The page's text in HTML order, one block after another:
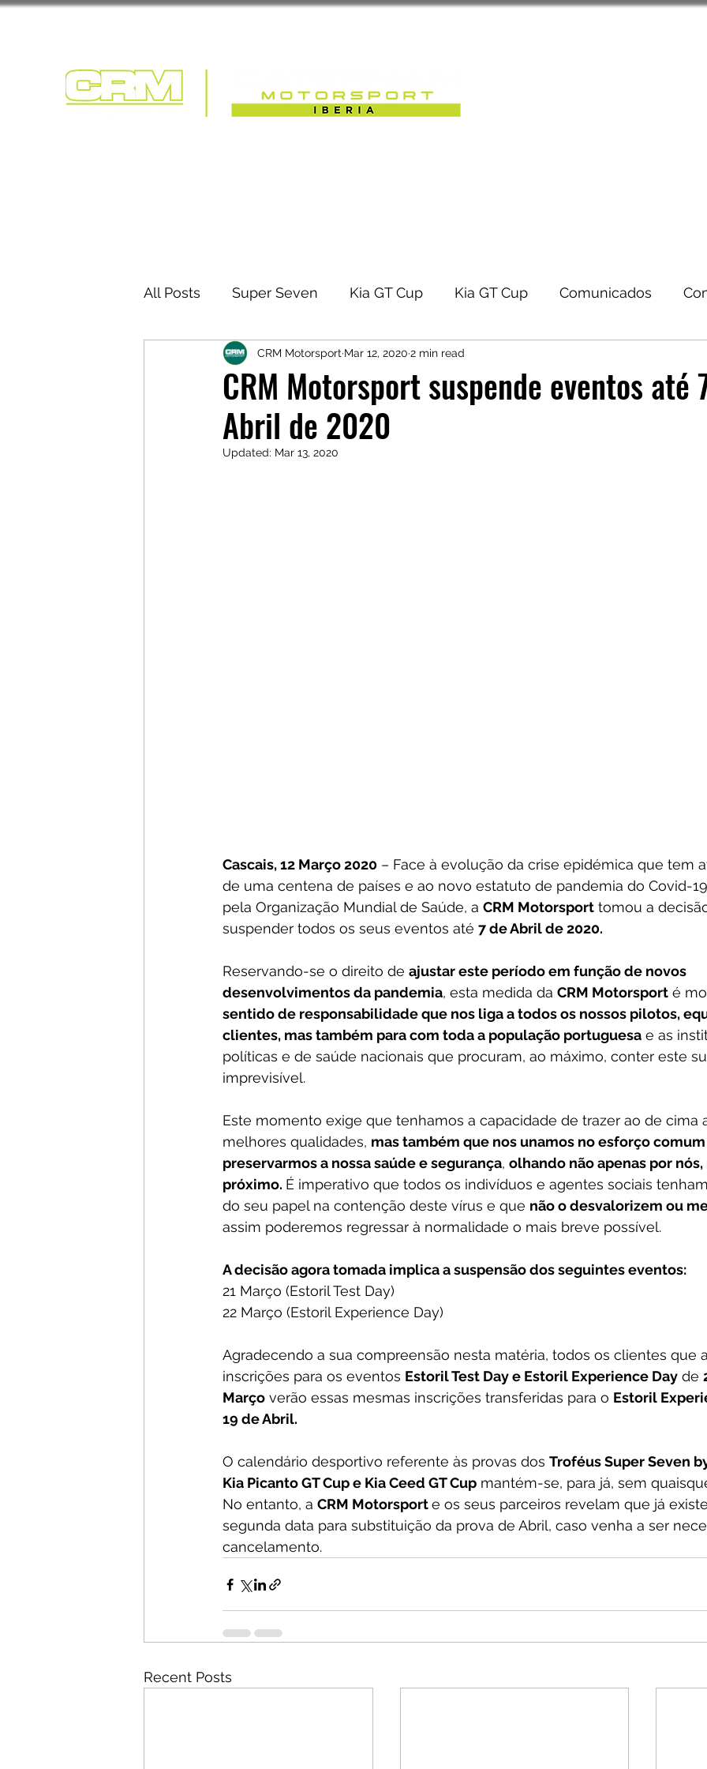
All Posts Super Seven Kia GT Cup Kia GT Cup Comunicados
Galerias Galerias Listas de Inscritos
CRM Motorsport suspende eventos até
Abril de 2020
CRM Motorsport Mar 12, 2020 2 min read
Updated: Mar 13, 2020
Cascais, 12 Março 2020 – Face à evolução da crise epidémica que tem
de uma centena de países e ao novo estatuto de pandemia do Covid-
pela Organização Mundial de Saúde, a CRM Motorsport tomou a
suspender todos os seus eventos até 7 de Abril de 2020.
Reservando-se o direito de ajustar este período em função de novos
desenvolvimentos da pandemia, esta medida da CRM Motorsport é
sentido de responsabilidade que nos liga a todos os nossos pilotos,
clientes, mas também para com toda a população portuguesa e as
políticas e de saúde nacionais que procuram, ao máximo, conter este
imprevisível.
Este momento exige que tenhamos a capacidade de trazer ao de cima
melhores qualidades, mas também que nos unamos no esforço
preservarmos a nossa saúde e segurança, olhando não apenas por
próximo. É imperativo que todos os indivíduos e agentes sociais
do seu papel na contenção deste vírus e que não o desvalorizem ou
assim poderemos regressar à normalidade o mais breve possível.
A decisão agora tomada implica a suspensão dos seguintes eventos:
21 Março (Estoril Test Day)
22 Março (Estoril Experience Day)
Agradecendo a sua compreensão nesta matéria, todos os clientes que
inscrições para os eventos Estoril Test Day e Estoril Experience Day de
Março verão essas mesmas inscrições transferidas para o Estoril
19 de Abril.
O calendário desportivo referente às provas dos Troféus Super Seven
Kia Picanto GT Cup e Kia Ceed GT Cup mantém-se, para já, sem
No entanto, a CRM Motorsport e os seus parceiros revelam que já
segunda data para substituição da prova de Abril, caso venha a ser
cancelamento.
Recent Posts